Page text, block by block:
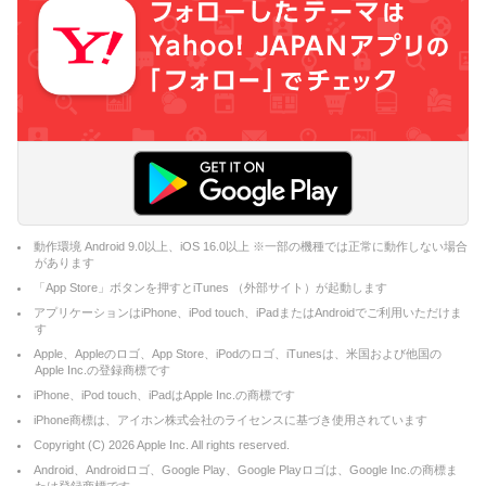
動作環境 Android 9.0以上、iOS 16.0以上 ※一部の機種では正常に動作しない場合
があります
「App Store」ボタンを押すとiTunes （外部サイト）が起動します
アプリケーションはiPhone、iPod touch、iPadまたはAndroidでご利用いただけま
す
Apple、Appleのロゴ、App Store、iPodのロゴ、iTunesは、米国および他国の
Apple Inc.の登録商標です
iPhone、iPod touch、iPadはApple Inc.の商標です
iPhone商標は、アイホン株式会社のライセンスに基づき使用されています
Copyright (C) 2026Apple Inc. All rights reserved.
Android、Androidロゴ、Google Play、Google Playロゴは、Google Inc.の商標ま